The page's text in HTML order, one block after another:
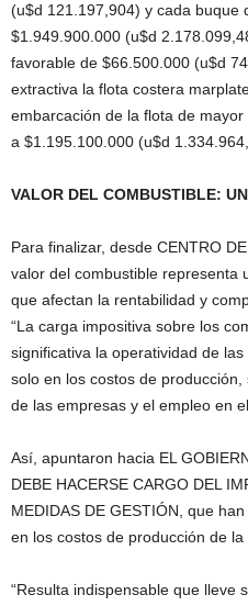
(u$d 121.197,904) y cada buque
$1.949.900.000 (u$d
favorable de $66.500.000 (u$d
extractiva la flota costera
embarcación de la flota de
a $1.195.100.000 (u$d
VALOR DEL COMBUSTIBLE:
Para finalizar, desde CENTRO
valor del combustible representa
que afectan la rentabilidad y
“La carga impositiva sobre los
significativa la operatividad de
solo en los costos de
de las empresas y el empleo en
Así, apuntaron hacia EL
DEBE HACERSE CARGO DEL
MEDIDAS DE GESTIÓN, que
en los costos de producción de
“Resulta indispensable que lleve